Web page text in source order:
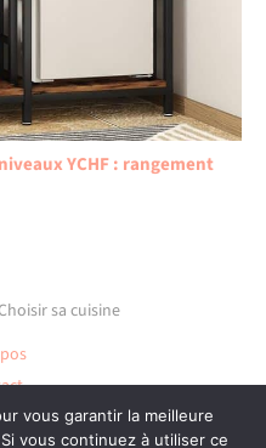
YCHF : rangement
sa cuisine
site
vous garantir la meilleure
vous continuez à utiliser ce